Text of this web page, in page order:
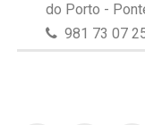
do Porto -
981 73 07